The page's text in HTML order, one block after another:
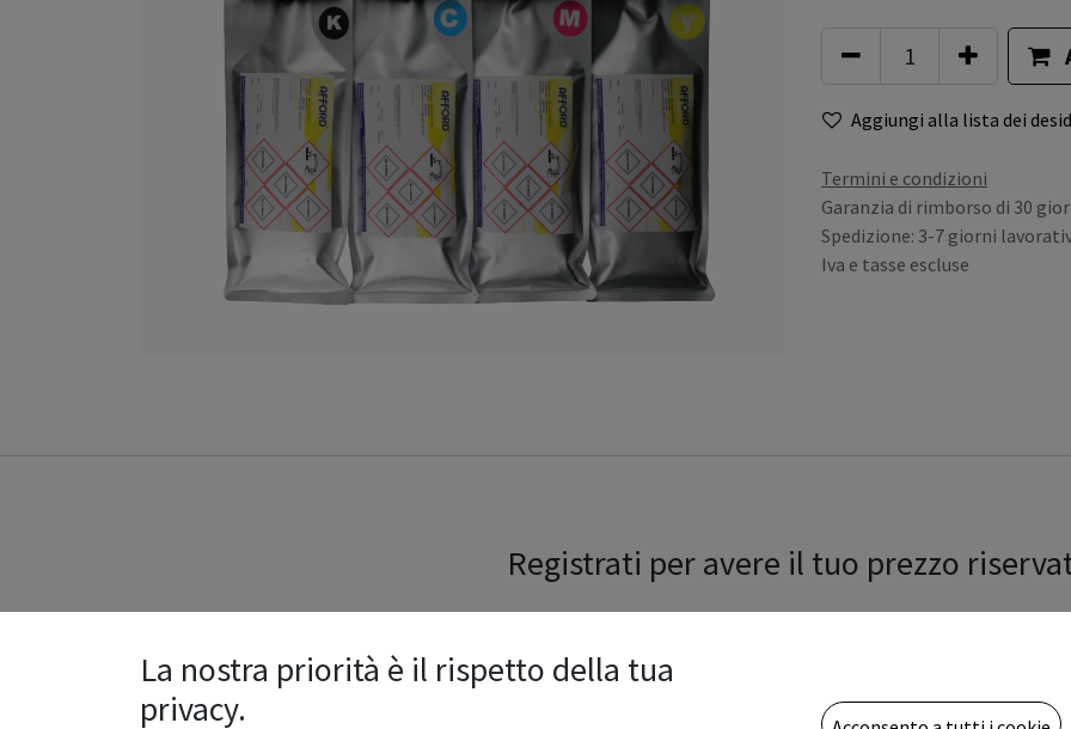
Aggiungi alla lista dei
Termini e condizioni
Garanzia di rimborso di 30
Spedizione: 3-7 giorni
Iva e tasse escluse
Registrati per avere il tuo prezzo
Ragione sociale
La nostra priorità è il rispetto della tua
privacy.